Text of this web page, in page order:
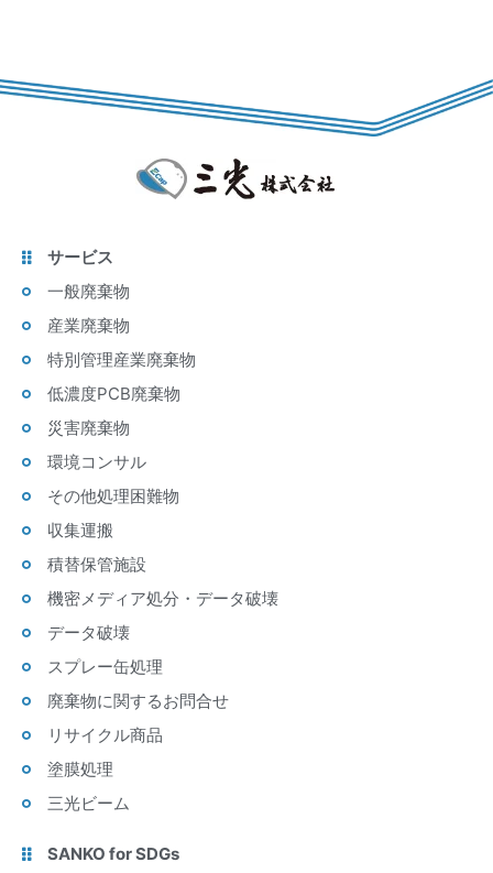
サービス
一般廃棄物
産業廃棄物
特別管理産業廃棄物
低濃度PCB廃棄物
災害廃棄物
環境コンサル
その他処理困難物
収集運搬
積替保管施設
機密メディア処分・データ破壊
データ破壊
スプレー缶処理
廃棄物に関するお問合せ
リサイクル商品
塗膜処理
三光ビーム
SANKO for SDGs